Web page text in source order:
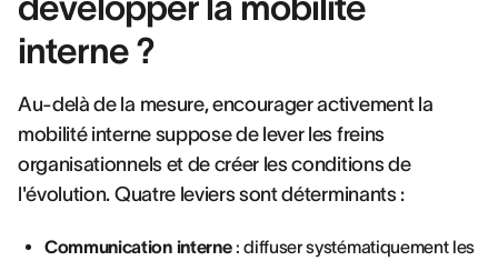
interne ?
Au-delà de la mesure, encourager activement la
mobilité interne suppose de lever les freins
organisationnels et de créer les conditions de
l'évolution. Quatre leviers sont déterminants :
Communication interne: diffuser systématiquement les